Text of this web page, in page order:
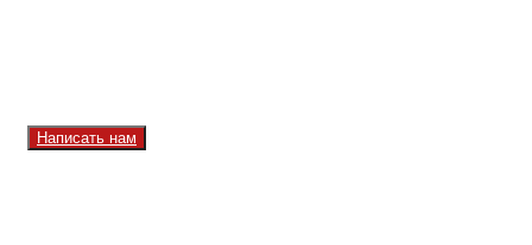
Написать нам